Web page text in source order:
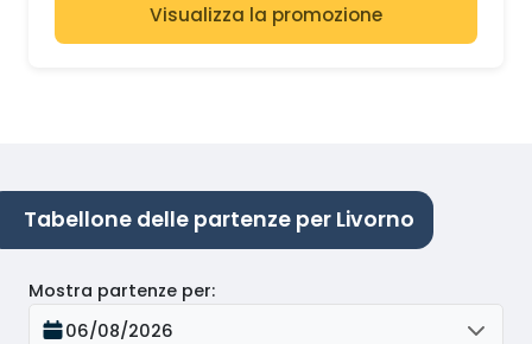
Visualizza la promozione
Tabellone delle partenze per Livorno
Mostra partenze per:
06/08/2026